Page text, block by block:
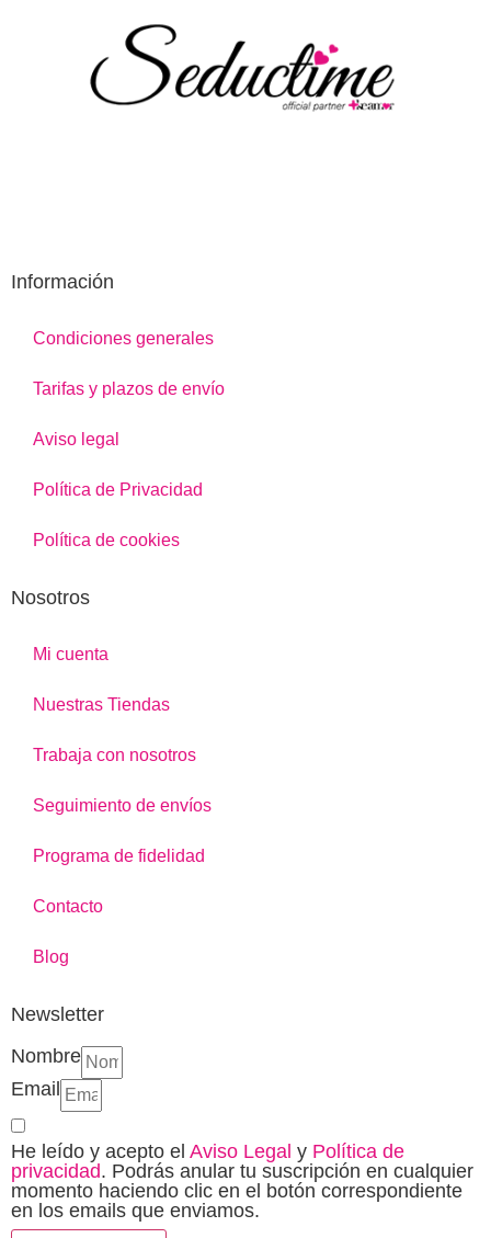
Información
Condiciones generales
Tarifas y plazos de envío
Aviso legal
Política de Privacidad
Política de cookies
Nosotros
Mi cuenta
Nuestras Tiendas
Trabaja con nosotros
Seguimiento de envíos
Programa de fidelidad
Contacto
Blog
Newsletter
Nombre
Email
He leído y acepto el Aviso Legal y Política de
privacidad. Podrás anular tu suscripción en cualquier
momento haciendo clic en el botón correspondiente
en los emails que enviamos.